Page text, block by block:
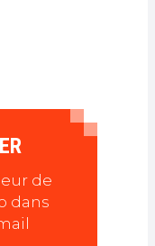
de
dans